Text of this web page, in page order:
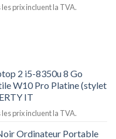
les prix incluent la TVA.
2 i5-8350u 8 Go
W10 Pro Platine (stylet
IT
les prix incluent la TVA.
Ordinateur Portable